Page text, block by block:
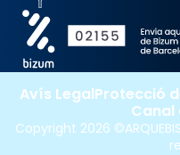
Copyright 2026
Avís LegalProtecció
Canal